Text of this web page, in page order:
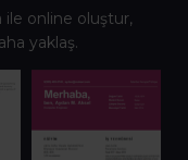
ile online oluştur,
yaklaş.